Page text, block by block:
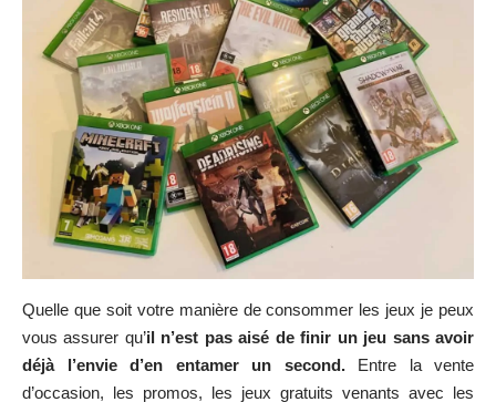
Quelle que soit votre manière de consommer les jeux je peux
vous assurer qu’il n’est pas aisé de finir un jeu sans avoir
déjà l’envie d’en entamer un second.Entre la vente
d’occasion, les promos, les jeux gratuits venants avec les